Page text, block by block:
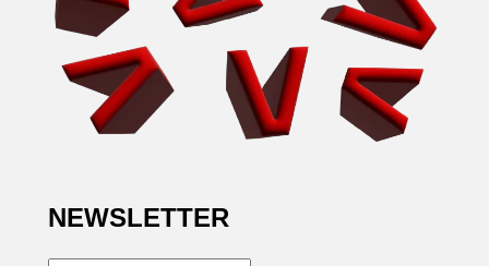
NEWSLETTER